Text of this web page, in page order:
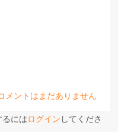
メントはまだありません
るにはログイン してくださ